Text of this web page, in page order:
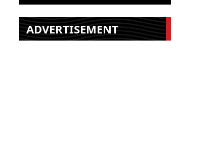
ADVERTISEMENT